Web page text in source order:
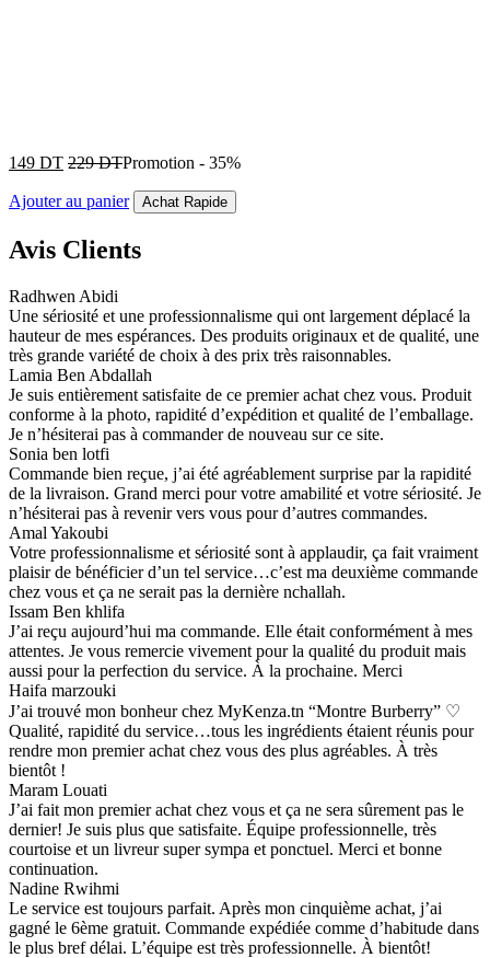
149 DT 229DTPromotion - 35%
Ajouter au panier Achat Rapide
Avis Clients
Radhwen Abidi
Une sériosité et une professionnalisme qui ont largement déplacé la
hauteur de mes espérances. Des produits originaux et de qualité, une
très grande variété de choix à des prix très raisonnables.
Lamia Ben Abdallah
Je suis entièrement satisfaite de ce premier achat chez vous. Produit
conforme à la photo, rapidité d’expédition et qualité de l’emballage.
Je n’hésiterai pas à commander de nouveau sur ce site.
Sonia ben lotfi
Commande bien reçue, j’ai été agréablement surprise par la rapidité
de la livraison. Grand merci pour votre amabilité et votre sériosité. Je
n’hésiterai pas à revenir vers vous pour d’autres commandes.
Amal Yakoubi
Votre professionnalisme et sériosité sont à applaudir, ça fait vraiment
plaisir de bénéficier d’un tel service…c’est ma deuxième commande
chez vous et ça ne serait pas la dernière nchallah.
Issam Ben khlifa
J’ai reçu aujourd’hui ma commande. Elle était conformément à mes
attentes. Je vous remercie vivement pour la qualité du produit mais
aussi pour la perfection du service. À la prochaine. Merci
Haifa marzouki
J’ai trouvé mon bonheur chez MyKenza.tn “Montre Burberry” ♡
Qualité, rapidité du service…tous les ingrédients étaient réunis pour
rendre mon premier achat chez vous des plus agréables. À très
bientôt !
Maram Louati
J’ai fait mon premier achat chez vous et ça ne sera sûrement pas le
dernier! Je suis plus que satisfaite. Équipe professionnelle, très
courtoise et un livreur super sympa et ponctuel. Merci et bonne
continuation.
Nadine Rwihmi
Le service est toujours parfait. Après mon cinquième achat, j’ai
gagné le 6ème gratuit. Commande expédiée comme d’habitude dans
le plus bref délai. L’équipe est très professionnelle. À bientôt!